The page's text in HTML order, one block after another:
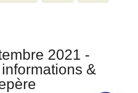
2021 -
&